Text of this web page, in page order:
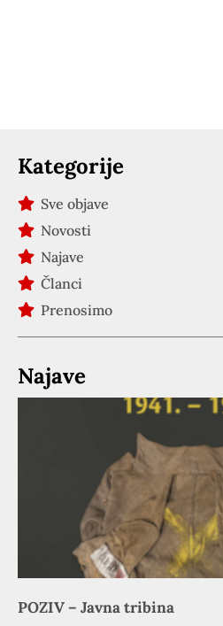
Kategorije
Sve objave
Novosti
Najave
Članci
Prenosimo
Najave
POZIV – Javna tribina